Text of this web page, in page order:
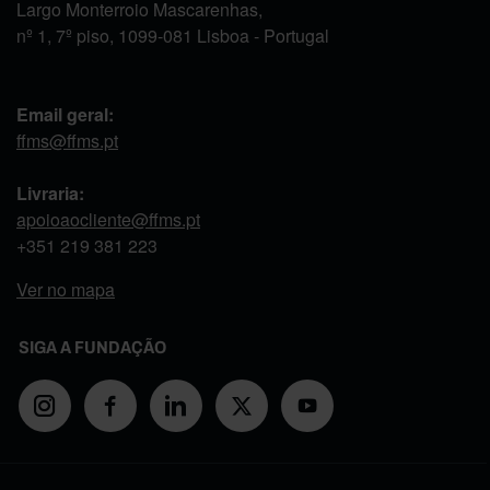
Largo Monterroio Mascarenhas,
nº 1, 7º piso, 1099-081 Lisboa - Portugal
Email geral:
ffms@ffms.pt
Livraria:
apoioaocliente@ffms.pt
+351 219 381 223
Ver no mapa
SIGA A FUNDAÇÃO